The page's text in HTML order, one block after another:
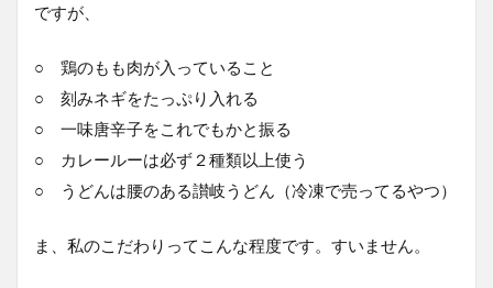
ですが、
○ 鶏のもも肉が入っていること
○ 刻みネギをたっぷり入れる
○ 一味唐辛子をこれでもかと振る
○ カレールーは必ず２種類以上使う
○ うどんは腰のある讃岐うどん（冷凍で売ってるやつ）
ま、私のこだわりってこんな程度です。すいません。